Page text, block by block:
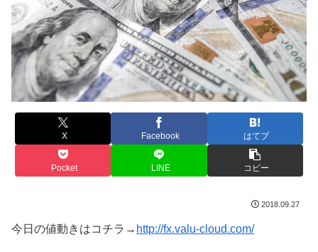
X Facebook はてブ
Pocket LINE コピー
2018.09.27
今日の値動きはコチラ→ http://fx.valu-cloud.com/